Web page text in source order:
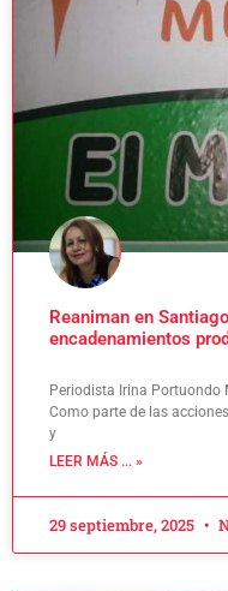
Reaniman en
encadenamientos
Periodista Irina Portuondo
Como parte de las
y
LEER MÁS ... »
29 septiembre, 2025